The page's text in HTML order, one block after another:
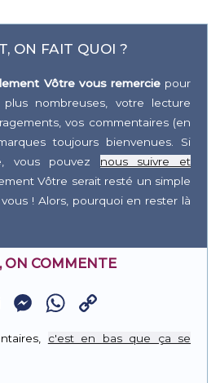
ON FAIT QUOI ?
Vôtre vous remerciepour
nombreuses, votre lecture
vos commentaires (en
toujours bienvenues. Si
vous pouvez nous suivre et
Vôtre serait resté un simple
! Alors, pourquoi en rester là
ON COMMENTE
EmailMessenger
WhatsApp
Link
c'est en bas que ça se